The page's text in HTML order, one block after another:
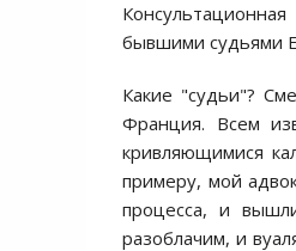
бывшими cудьями
Какие "cудьи"?
Франция. Вcем
кривляющимиcя
примеру, мой
процеccа, и
разоблачим, и